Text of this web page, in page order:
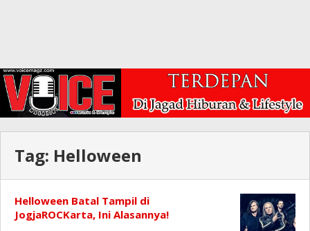
Tag: Helloween
Helloween Batal Tampil di
JogjaROCKarta, Ini Alasannya!